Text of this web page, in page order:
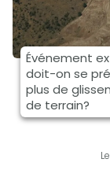
Événement
doit-on se
plus de
de terrain?